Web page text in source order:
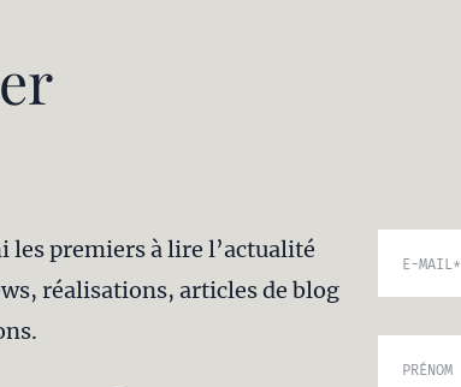
les premiers à lire l’actualité
réalisations, articles de blog
E-MAIL*
PRÉNOM